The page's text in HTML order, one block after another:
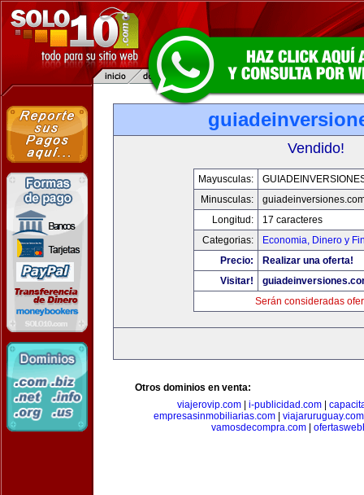
Vendido!
Mayusculas:
Minusculas:
Longitud:
17 caracteres
Categorias:
Economia, Dinero y
Precio:
Realizar una oferta!
Visitar!
Serán consideradas
Otros dominios en venta:
viajerovip.com
i-publicidad.com
empresasinmobiliarias.com
viajaruruguay.com
vamosdecompra.com